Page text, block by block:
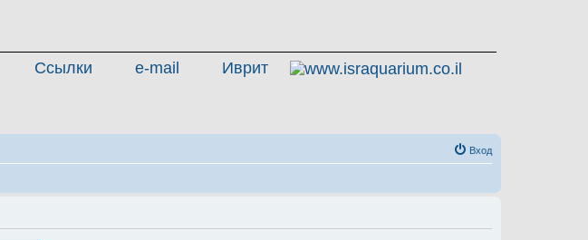
Ссылки e-mail Иврит
Вход